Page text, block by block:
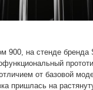
900, на стенде бренда
от базовой
пришлась на